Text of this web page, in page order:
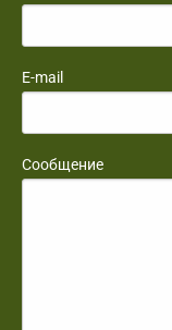
E-mail
Сообщение